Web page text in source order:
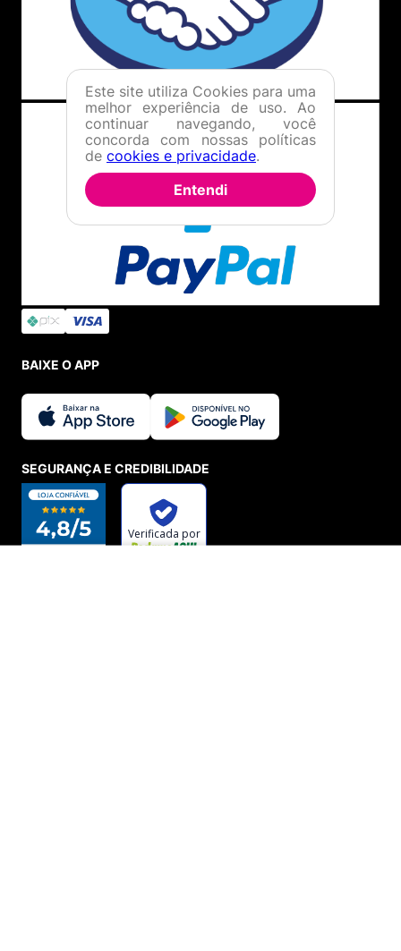
BAIXE O APP
SEGURANÇA E CREDIBILIDADE
Este site utiliza Cookies para uma
melhor experiência de uso. Ao
continuar navegando, você
concorda com nossas políticas
de cookies e privacidade.
Entendi